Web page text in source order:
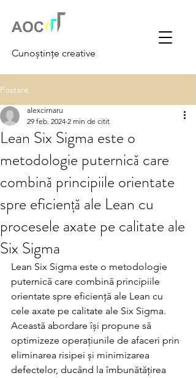
Cunoștințe creative
Postare
Lean Six Sigma este o
metodologie puternică care
combină principiile orientate
spre eficiență ale Lean cu
procesele axate pe calitate ale
Six Sigma
alexcirnaru
29 feb. 2024 2 min de citit
Lean Six Sigma este o metodologie
puternică care combină principiile
orientate spre eficiență ale Lean cu
cele axate pe calitate ale Six Sigma.
Această abordare își propune să
optimizeze operațiunile de afaceri prin
eliminarea risipei și minimizarea
defectelor, ducând la îmbunătățirea